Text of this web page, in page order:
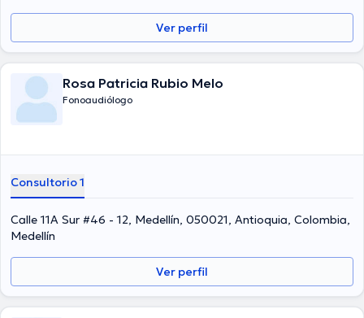
Ver perfil
Rosa Patricia Rubio Melo
Fonoaudiólogo
Consultorio 1
Calle 11A Sur #46 - 12, Medellín, 050021, Antioquia, Colombia,
Medellín
Ver perfil